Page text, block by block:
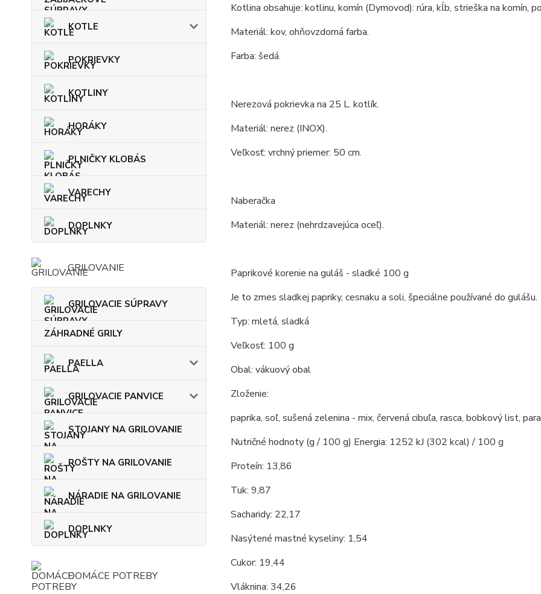
KOTLE
POKRIEVKY
KOTLINY
HORÁKY
PLNIČKY KLOBÁS
VARECHY
DOPLNKY
GRILOVANIE
GRILOVACIE SÚPRAVY
ZÁHRADNÉ GRILY
PAELLA
GRILOVACIE PANVICE
STOJANY NA GRILOVANIE
ROŠTY NA GRILOVANIE
NÁRADIE NA GRILOVANIE
DOPLNKY
DOMÁCE POTREBY
Kotlina obsahuje: kotlinu, komín (Dymovod): rúra, kĺb, strieška na komín,
Materiál: kov, ohňovzdorná farba.
Farba: šedá.
Nerezová pokrievka na 25 L. kotlík.
Materiál: nerez (INOX).
Veľkosť: vrchný priemer: 50 cm.
Naberačka
Materiál: nerez (nehrdzavejúca oceľ).
Paprikové korenie na guláš - sladké 100 g
Je to zmes sladkej papriky, cesnaku a soli, špeciálne používané do gulášu.
Typ: mletá, sladká
Veľkosť: 100 g
Obal: vákuový obal
Zloženie:
paprika, soľ, sušená zelenina - mix, červená cibuľa, rasca, bobkový list,
Nutričné hodnoty (g / 100 g) Energia: 1252 kJ (302 kcal) / 100 g
Proteín: 13,86
Tuk: 9,87
Sacharidy: 22,17
Nasýtené mastné kyseliny: 1,54
Cukor: 19,44
Vláknina: 34,26